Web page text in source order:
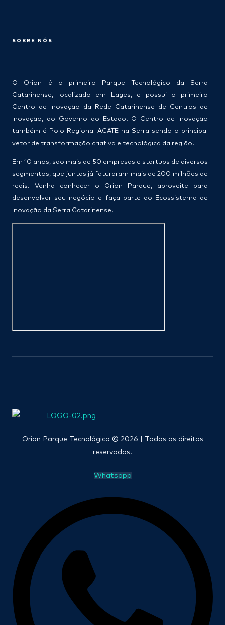
SOBRE NÓS
O Orion é o primeiro Parque Tecnológico da Serra
Catarinense, localizado em Lages, e possui o primeiro
Centro de Inovação da Rede Catarinense de Centros de
Inovação, do Governo do Estado. O Centro de Inovação
também é Polo Regional ACATE na Serra sendo o principal
vetor de transformação criativa e tecnológica da região.
Em 10 anos, são mais de 50 empresas e startups de diversos
segmentos, que juntas já faturaram mais de 200 milhões de
reais. Venha conhecer o Orion Parque, aproveite para
desenvolver seu negócio e faça parte do Ecossistema de
Inovação da Serra Catarinense!
Orion Parque Tecnológico © 2026 | Todos os direitos
reservados.
Whatsapp